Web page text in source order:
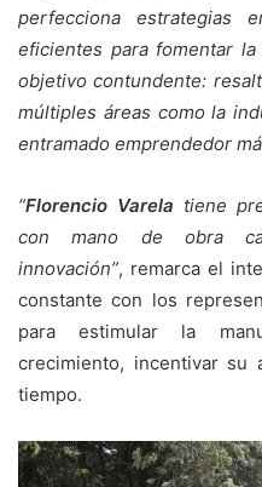
perfecciona estrategias
eficientes para fomentar
objetivo contundente:
múltiples áreas como la
entramado emprendedor
“Florencio Varela tiene
con mano de obra
innovación”, remarca el
constante con los
para estimular la
crecimiento, incentivar su
tiempo.